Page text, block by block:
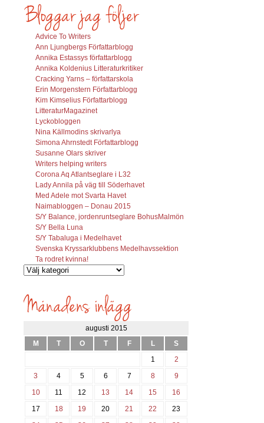
Advice To Writers
Ann Ljungbergs Författarblogg
Annika Estassys författarblogg
Annika Koldenius Litteraturkritiker
Cracking Yarns – författarskola
Erin Morgenstern Författarblogg
Kim Kimselius Författarblogg
LitteraturMagazinet
Lyckobloggen
Nina Källmodins skrivarlya
Simona Ahrnstedt Författarblogg
Susanne Olars skriver
Writers helping writers
Corona Aq Atlantseglare i L32
Lady Annila på väg till Söderhavet
Med Adele mot Svarta Havet
Naimabloggen – Donau 2015
S/Y Balance, jordenruntseglare BohusMalmön
S/Y Bella Luna
S/Y Tabaluga i Medelhavet
Svenska Kryssarklubbens Medelhavssektion
Ta rodret kvinna!
Vilka
söks?
augusti 2015
M
T O T F L
S
1
2
3
4 5 6 7 8
9
10
11 12 13 14 15
16
17
18 19 20 21 22
23